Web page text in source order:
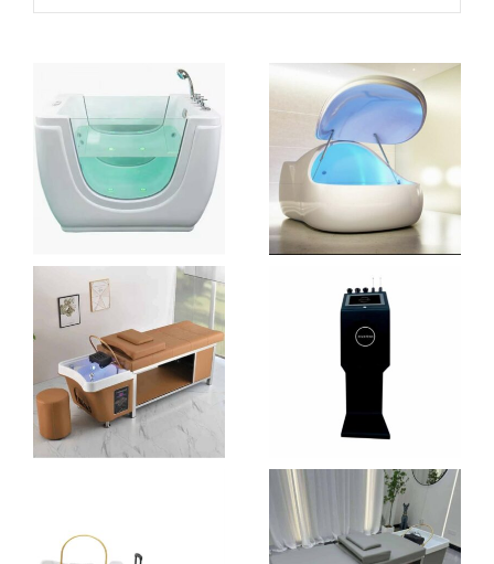
BABYSPA
€2.390,00
AJOUTER AU PANIER
CAISSON DE
FLOTTAISON
– FLOAT POD
8.790,00
AJOUTER AU PANIER
DIVATENS